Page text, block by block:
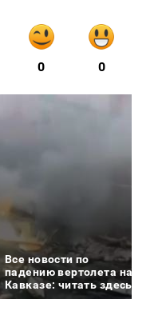
0 0
Все новости по
падению вертолета на
Кавказе: читать здесь